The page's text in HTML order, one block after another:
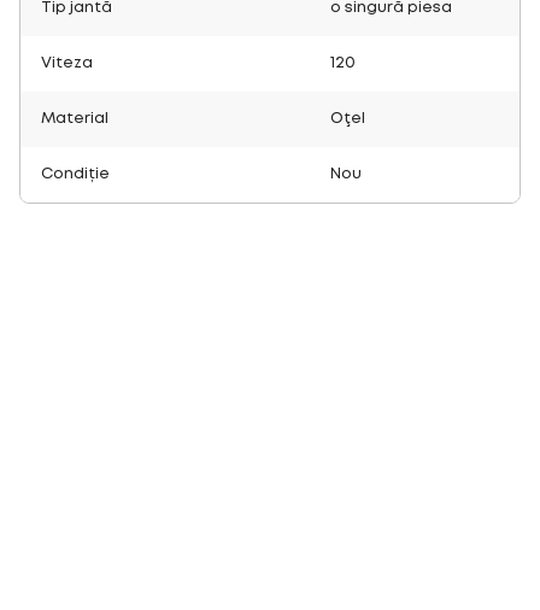
Tip jantă o singură piesa
Viteza 120
Material Oţel
Condiție Nou